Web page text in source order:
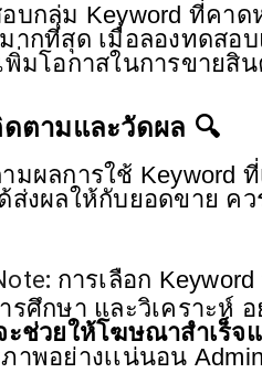
บกลุ่ม Keyword ที่คาด
ากที่สุด เมื่อลองทดสอ
พิ่มโอกาสในการขายสิ
ตามและวัดผล 🔍
มผลการใช้ Keyword
ส่งผลให้กับยอดขาย ค
: การเลือก
รศึกษา และวิเคราะห์ อ
ะช่วยให้โฆษณาสําเร็จ
าพอย่างเเน่นอน